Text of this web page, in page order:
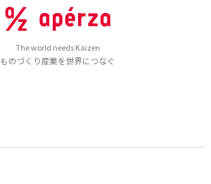
The world needs Kaizen
ものづくり産業を世界につなぐ